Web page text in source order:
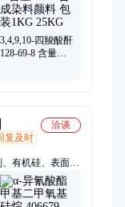
3,4,9,10-四羧酸酐
128-69-8 含量
洽谈
复及时
有机硅、表面活